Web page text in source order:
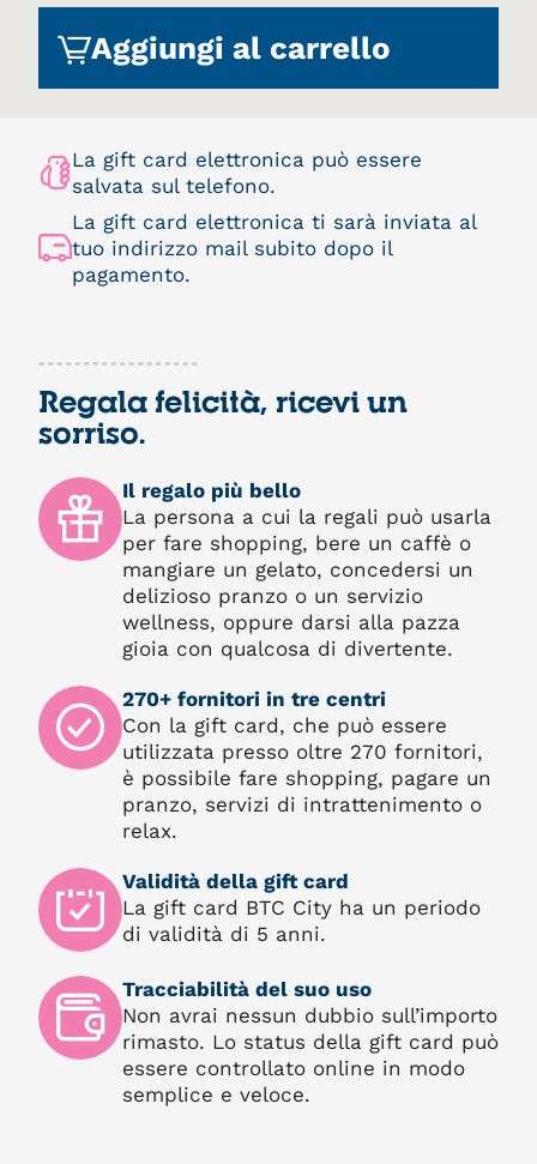
Aggiungi al carrello
La gift card elettronica può essere
salvata sul telefono.
La gift card elettronica ti sarà inviata al
tuo indirizzo mail subito dopo il
pagamento.
Regala felicità, ricevi un
sorriso.
Il regalo più bello
La persona a cui la regali può usarla
per fare shopping, bere un caffè o
mangiare un gelato, concedersi un
delizioso pranzo o un servizio
wellness, oppure darsi alla pazza
gioia con qualcosa di divertente.
270+ fornitori in tre centri
Con la gift card, che può essere
utilizzata presso oltre 270 fornitori,
è possibile fare shopping, pagare un
pranzo, servizi di intrattenimento o
relax.
Validità della gift card
La gift card BTC City ha un periodo
di validità di 5 anni.
Tracciabilità del suo uso
Non avrai nessun dubbio sull’importo
rimasto. Lo status della gift card può
essere controllato online in modo
semplice e veloce.